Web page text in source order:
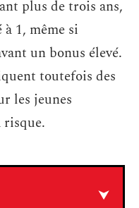
plus de trois ans,
1, même si
un bonus élevé.
toutefois des
les jeunes